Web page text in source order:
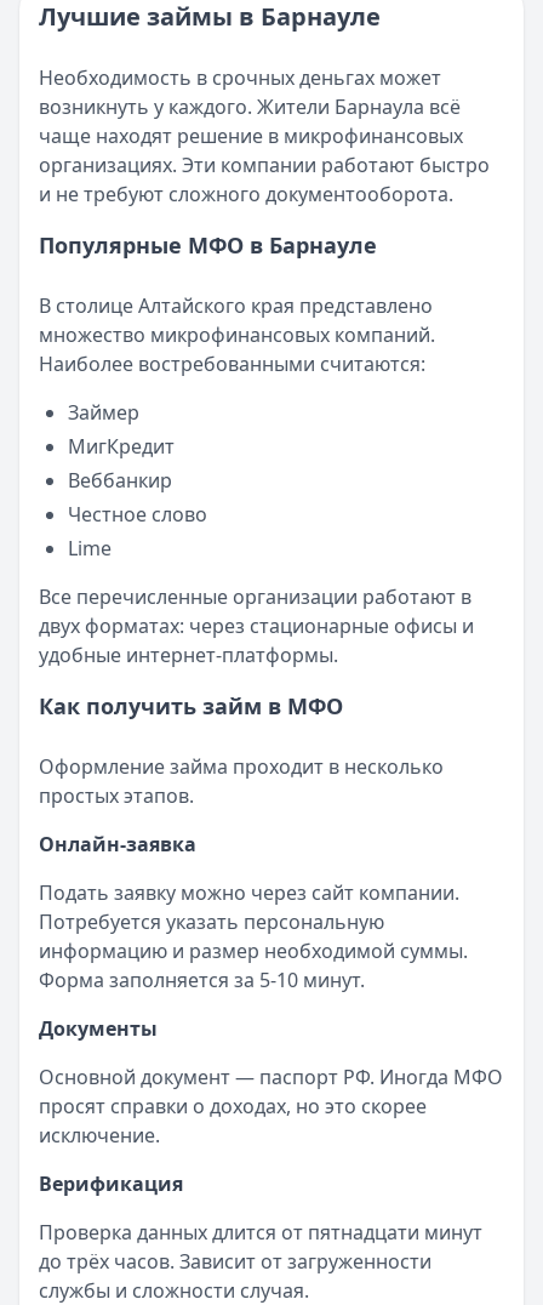
Категория:МФО и микрозаймы
Читать статью
Все статьи
Возврат переплаты в «Займере»: актуальная
Опубликовано:5 декабря 2025 г.
Категория:МФО
Читать новость
Срочный микрозайм 15 000 ₽ на карту: свежая
Кратко:Нужны 15 000 рублей на карту прямо сегодня?
Категория:МФО
Рекордный рост доли клиентов МФО с iPhone: что
Кратко:В III квартале 2025 года владельцы iPhone
Опубликовано:5 декабря 2025 г.
Категория:
Читать новость
57 сервисов микрозаймов через Госуслуги: где
Кратко:Авторизация через Госуслуги ускоряет
Опубликовано: 23 ноября 2025 г.
Категория:МФО
Смс о «одобренном займе» от Bigmani Ru: как
Кратко:Пришло СМС об одобрении займа от Bigmani
Опубликовано:23 ноября 2025 г.
Категория:
Читать новость
Лучшие займы в Барнауле
Необходимость в срочных деньгах может
возникнуть у каждого. Жители Барнаула всё
чаще находят решение в микрофинансовых
организациях. Эти компании работают быстро
и не требуют сложного документооборота.
Популярные МФО в Барнауле
В столице Алтайского края представлено
множество микрофинансовых компаний.
Наиболее востребованными считаются:
Займер
МигКредит
Веббанкир
Честное слово
Lime
Все перечисленные организации работают в
двух форматах: через стационарные офисы и
удобные интернет-платформы.
Как получить займ в МФО
Оформление займа проходит в несколько
простых этапов.
Онлайн-заявка
Подать заявку можно через сайт компании.
Потребуется указать персональную
информацию и размер необходимой суммы.
Форма заполняется за 5-10 минут.
Документы
Основной документ — паспорт РФ. Иногда МФО
просят справки о доходах, но это скорее
исключение.
Верификация
Проверка данных длится от пятнадцати минут
до трёх часов. Зависит от загруженности
службы и сложности случая.